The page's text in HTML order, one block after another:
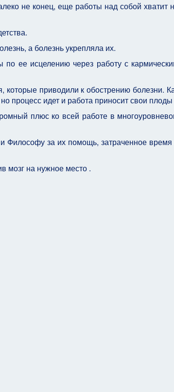
не конец, еще работы над собой хватит
а болезнь укрепляла их.
ее исцелению через работу с
приводили к обострению болезни.
процесс идет и работа приносит свои плоды
плюс ко всей работе в
за их помощь, затраченное время
мозг на нужное место .